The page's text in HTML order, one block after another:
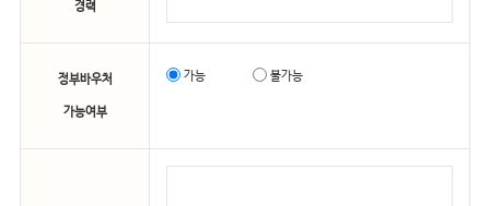
경력
정부바우처
가능여부
가능 불가능